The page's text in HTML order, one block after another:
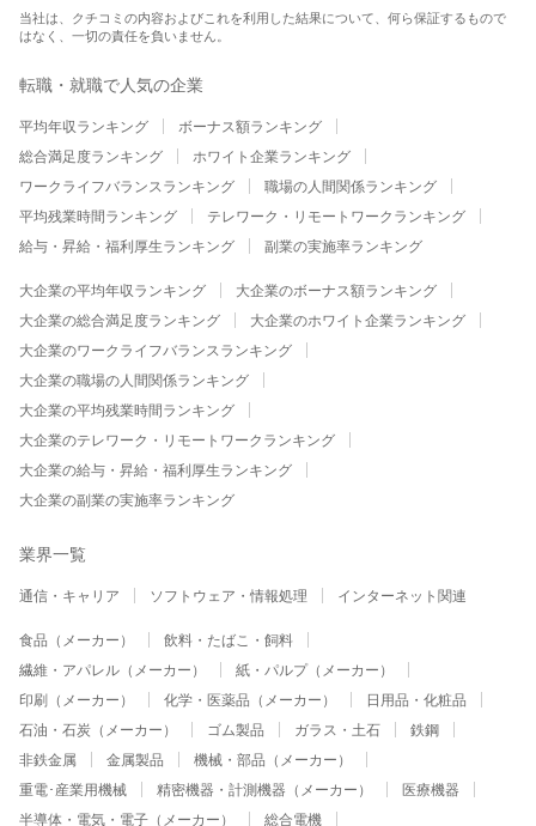
当社は、クチコミの内容およびこれを利用した結果について、何ら保証するもので
はなく、一切の責任を負いません。
転職・就職で人気の企業
平均年収ランキング
ボーナス額ランキング
総合満足度ランキング
ホワイト企業ランキング
ワークライフバランスランキング
職場の人間関係ランキング
平均残業時間ランキング
テレワーク・リモートワークランキング
給与・昇給・福利厚生ランキング
副業の実施率ランキング
大企業の平均年収ランキング
大企業のボーナス額ランキング
大企業の総合満足度ランキング
大企業のホワイト企業ランキング
大企業のワークライフバランスランキング
大企業の職場の人間関係ランキング
大企業の平均残業時間ランキング
大企業のテレワーク・リモートワークランキング
大企業の給与・昇給・福利厚生ランキング
大企業の副業の実施率ランキング
業界一覧
通信・キャリア ソフトウェア・情報処理 インターネット関連
食品（メーカー）
飲料・たばこ・飼料
繊維・アパレル（メーカー）
紙・パルプ（メーカー）
印刷（メーカー）
化学・医薬品（メーカー）
日用品・化粧品
石油・石炭（メーカー）
ゴム製品 ガラス・土石
鉄鋼
非鉄金属
金属製品
機械・部品（メーカー）
重電･産業用機械
精密機器・計測機器（メーカー）
医療機器
半導体・電気・電子（メーカー）
総合電機